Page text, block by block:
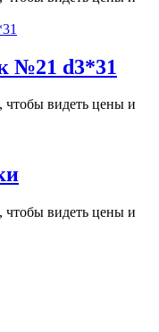
№21 d3*31
, чтобы видеть цены и
, чтобы видеть цены и